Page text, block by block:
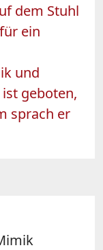
dem Stuhl
ein
und
geboten,
sprach er